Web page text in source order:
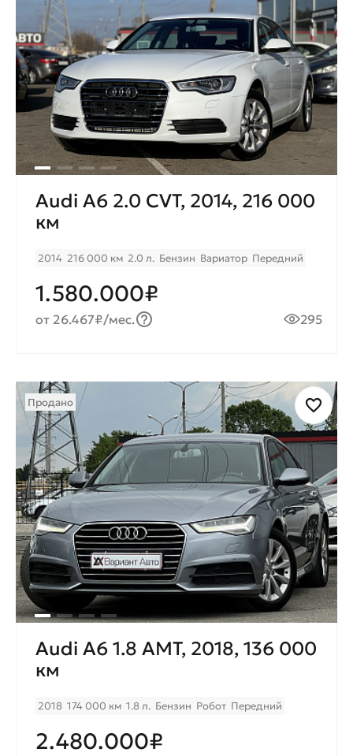
Audi A6 2.0 CVT, 2014, 216 000
км
2014 216 000 км 2.0 л. Бензин Вариатор Передний
1.580.000₽
от 26.467₽/мес. 295
Продано
Audi A6 1.8 AMT, 2018, 136 000
км
2018 174 000 км 1.8 л. Бензин Робот Передний
2.480.000₽